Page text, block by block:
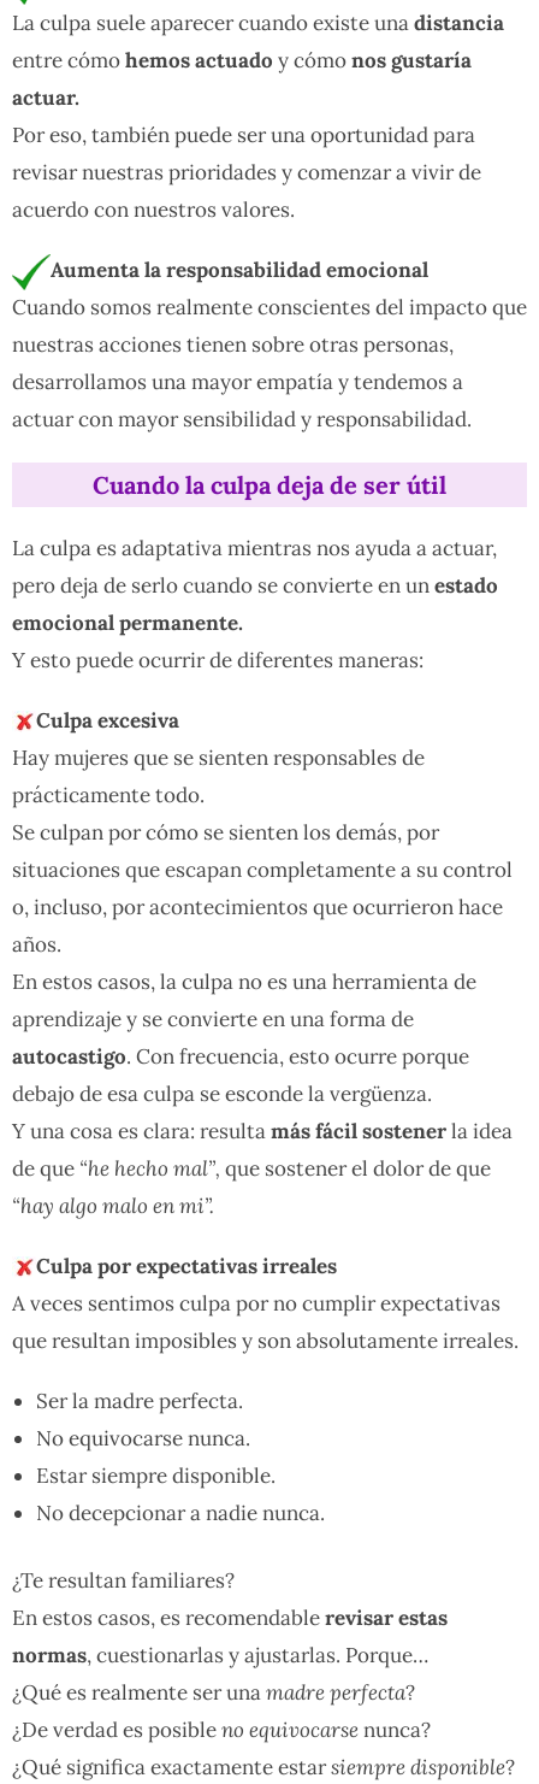
La culpa suele aparecer cuando existe unadistancia
entre cómohemos actuado y cómonos gustaría
actuar.
Por eso, también puede ser una oportunidad para
revisar nuestras prioridades y comenzar a vivir de
acuerdo con nuestros valores.
Aumenta la responsabilidad emocional
Cuando somos realmente conscientes del impacto que
nuestras acciones tienen sobre otras personas,
desarrollamos una mayor empatía y tendemos a
actuar con mayor sensibilidad y responsabilidad.
Cuando la culpa deja de ser útil
La culpa es adaptativa mientras nos ayuda a actuar,
pero deja de serlo cuando se convierte en unestado
emocional permanente.
Y esto puede ocurrir de diferentes maneras:
Culpa excesiva
Hay mujeres que se sienten responsables de
prácticamente todo.
Se culpan por cómo se sienten los demás, por
situaciones que escapan completamente a su control
o, incluso, por acontecimientos que ocurrieron hace
años.
En estos casos, la culpa no es una herramienta de
aprendizaje y se convierte en una forma de
autocastigo. Con frecuencia, esto ocurre porque
debajo de esa culpa se esconde la vergüenza.
Y una cosa es clara: resultamás fácil sostenerla idea
de que “he hecho mal”, que sostener el dolor de que
“hay algo malo en mi”.
Culpa por expectativas irreales
A veces sentimos culpa por no cumplir expectativas
que resultan imposibles y son absolutamente irreales.
Ser la madre perfecta.
No equivocarse nunca.
Estar siempre disponible.
No decepcionar a nadie nunca.
¿Te resultan familiares?
En estos casos, es recomendablerevisar estas
normas, cuestionarlas y ajustarlas. Porque…
¿Qué es realmente ser unamadre perfecta?
¿De verdad es posibleno equivocarsenunca?
¿Qué significa exactamente estarsiempre disponible?